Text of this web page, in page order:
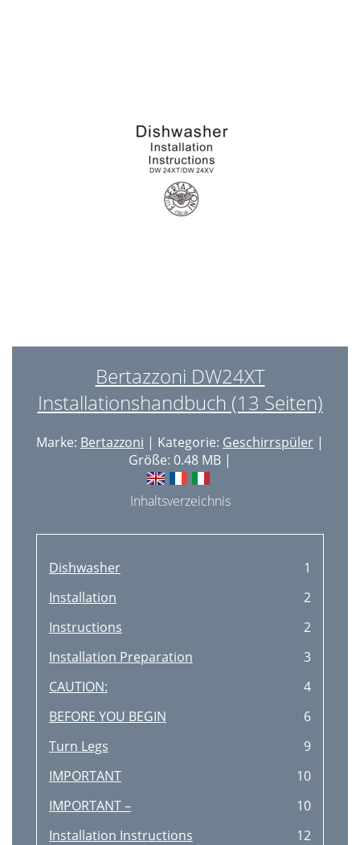
Bertazzoni DW24XT
Installationshandbuch (13 Seiten)
Marke: Bertazzoni | Kategorie: Geschirrspüler |
Größe: 0.48 MB |
Inhaltsverzeichnis
Dishwasher
1
Installation
2
Instructions
2
Installation Preparation
3
CAUTION:
4
BEFORE YOU BEGIN
6
Turn Legs
9
IMPORTANT
10
IMPORTANT –
10
Installation Instructions
12